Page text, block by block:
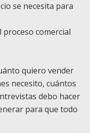
se necesita para
proceso comercial
quiero vender
necesito, cuántos
debo hacer
para que todo